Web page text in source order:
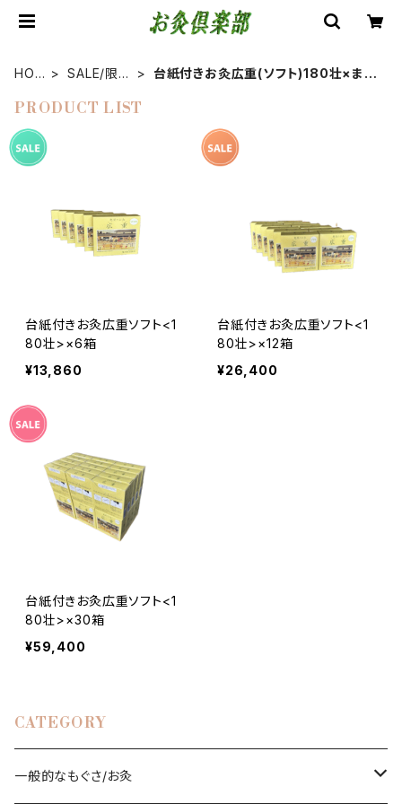
HOM
SALE/限定
台紙付きお灸広重(ソフト)180壮×まと
PRODUCT LIST
台紙付きお灸広重ソフト<1
80壮>×6箱
¥13,860
台紙付きお灸広重ソフト<1
80壮>×12箱
¥26,400
台紙付きお灸広重ソフト<1
80壮>×30箱
¥59,400
CATEGORY
一般的なもぐさ/お灸